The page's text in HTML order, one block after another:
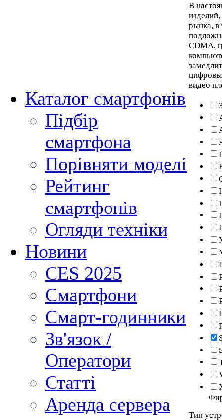
Каталог смартфонів
Підбір
смартфона
Порівняти моделі
Рейтинг
смартфонів
Огляди техніки
Новини
CES 2025
Смартфони
Смарт-годинники
Зв'язок /
Оператори
Статті
Аренда сервера
В
рынка, в
CDMA,
видео
Тип